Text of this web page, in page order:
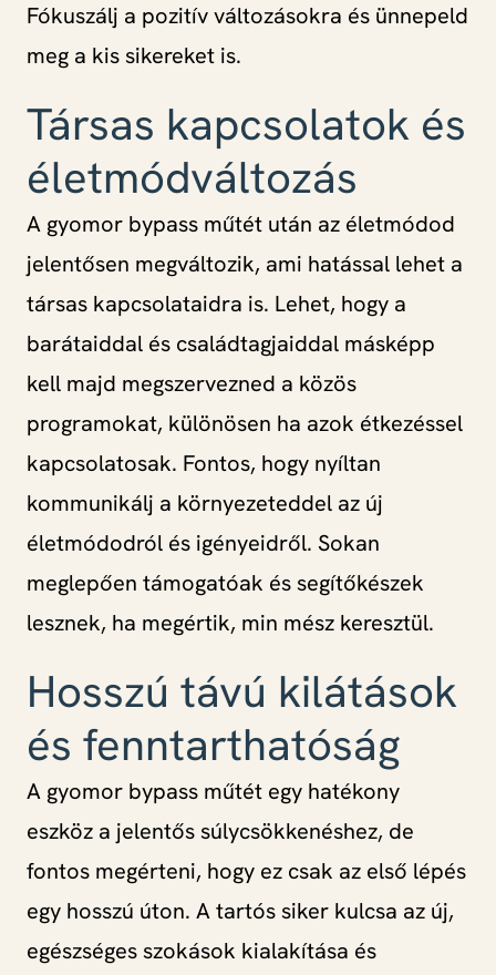
Fókuszálj a pozitív változásokra és ünnepeld
meg a kis sikereket is.
Társas kapcsolatok és
életmódváltozás
A gyomor bypass műtét után az életmódod
jelentősen megváltozik, ami hatással lehet a
társas kapcsolataidra is. Lehet, hogy a
barátaiddal és családtagjaiddal másképp
kell majd megszervezned a közös
programokat, különösen ha azok étkezéssel
kapcsolatosak. Fontos, hogy nyíltan
kommunikálj a környezeteddel az új
életmódodról és igényeidről. Sokan
meglepően támogatóak és segítőkészek
lesznek, ha megértik, min mész keresztül.
Hosszú távú kilátások
és fenntarthatóság
A gyomor bypass műtét egy hatékony
eszköz a jelentős súlycsökkenéshez, de
fontos megérteni, hogy ez csak az első lépés
egy hosszú úton. A tartós siker kulcsa az új,
egészséges szokások kialakítása és